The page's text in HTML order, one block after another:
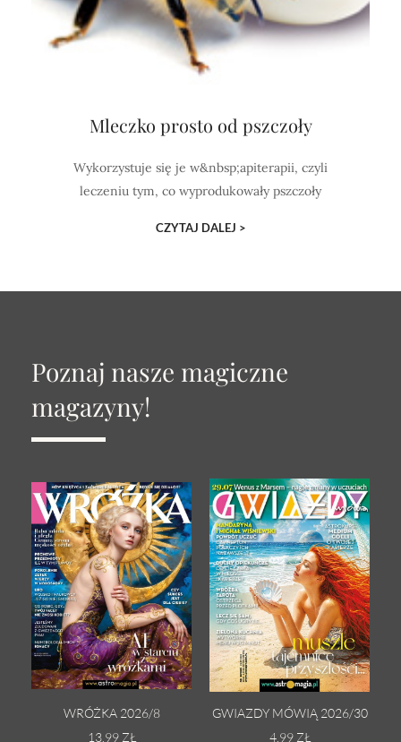
Mleczko prosto od pszczoły
Wykorzystuje się je w&nbsp;apiterapii, czyli
leczeniu tym, co wyprodukowały pszczoły
CZYTAJ DALEJ >
Poznaj nasze magiczne
magazyny!
WRÓŻKA 2026/8
13.99 ZŁ
GWIAZDY MÓWIĄ 2026/30
4.99 ZŁ